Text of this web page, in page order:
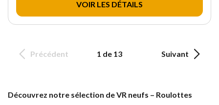
VOIR LES DÉTAILS
Précédent 1 de 13 Suivant
Découvrez notre sélection de VR neufs – Roulottes